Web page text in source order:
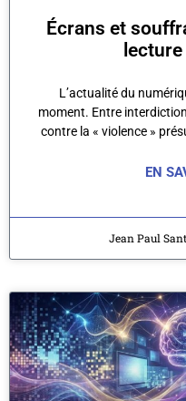
Écrans et
L’actualité du
moment. Entre
contre la « violence »
EN
Jean Paul